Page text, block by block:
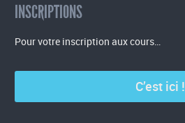
INSCRIPTIONS
Pour votre inscription aux cours…
C’est ici !